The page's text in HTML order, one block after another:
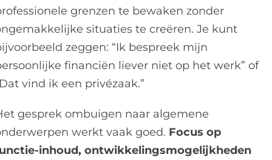
grenzen te bewaken zonder
situaties te creëren. Je kunt
zeggen: “Ik bespreek mijn
financiën liever niet op het werk” of
vind ik een privézaak.”
gesprek ombuigen naar algemene
werkt vaak goed. Focus op
inhoud, ontwikkelingsmogelijkheden